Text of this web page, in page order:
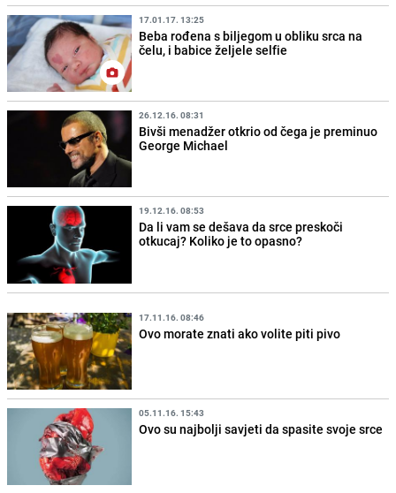
17.01.17. 13:25
Beba rođena s biljegom u obliku srca na
čelu, i babice željele selfie
26.12.16. 08:31
Bivši menadžer otkrio od čega je preminuo
George Michael
19.12.16. 08:53
Da li vam se dešava da srce preskoči
otkucaj? Koliko je to opasno?
17.11.16. 08:46
Ovo morate znati ako volite piti pivo
05.11.16. 15:43
Ovo su najbolji savjeti da spasite svoje srce